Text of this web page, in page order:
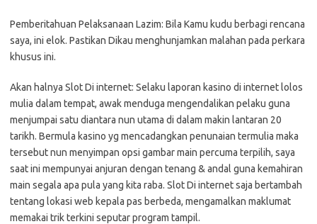
Pemberitahuan Pelaksanaan Lazim: Bila Kamu kudu berbagi rencana
saya, ini elok. Pastikan Dikau menghunjamkan malahan pada perkara
khusus ini.
Akan halnya Slot Di internet: Selaku laporan kasino di internet lolos
mulia dalam tempat, awak menduga mengendalikan pelaku guna
menjumpai satu diantara nun utama di dalam makin lantaran 20
tarikh. Bermula kasino yg mencadangkan penunaian termulia maka
tersebut nun menyimpan opsi gambar main percuma terpilih, saya
saat ini mempunyai anjuran dengan tenang & andal guna kemahiran
main segala apa pula yang kita raba. Slot Di internet saja bertambah
tentang lokasi web kepala pas berbeda, mengamalkan maklumat
memakai trik terkini seputar program tampil.